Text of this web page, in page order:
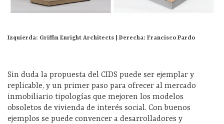
Izquierda: Griffin Enright Architects | Derecha: Francisco Pardo
Sin duda la propuesta del CIDS puede ser ejemplar y
replicable, y un primer paso para ofrecer al mercado
inmobiliario tipologías que mejoren los modelos
obsoletos de vivienda de interés social. Con buenos
ejemplos se puede convencer a desarrolladores y